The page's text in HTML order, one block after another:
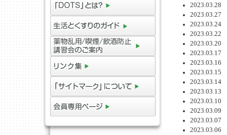
2023.03.28
2023.03.27
2023.03.24
2023.03.22
2023.03.20
2023.03.17
2023.03.16
2023.03.15
2023.03.14
2023.03.13
2023.03.10
2023.03.09
2023.03.07
2023.03.06